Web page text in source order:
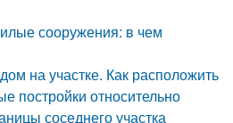
сооружения: в чем
на участке. Как расположить
постройки относительно
соседнего участка